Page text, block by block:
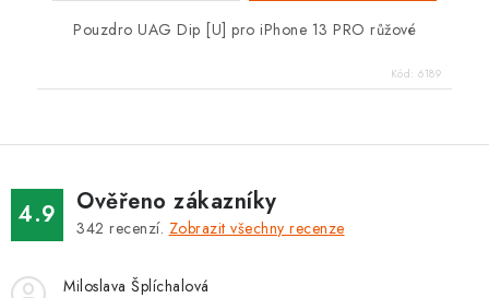
Pouzdro UAG Dip [U] pro iPhone 13 PRO růžové
Kód: 6189
4.9 Ověřeno zákazníky
342 recenzí. Zobrazit všechny recenze
Miloslava Šplíchalová